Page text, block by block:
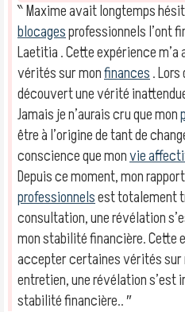
‶ Maxime avait longtemps
blocagesprofessionnels l’ont
Laetitia . Cette expérience
vérités sur monfinances.
découvert une vérité
Jamais je n’aurais cru que mon
être à l’origine de tant de
conscience que monvie
Depuis ce moment, mon
professionnelsest totalement
consultation, une révélation
mon stabilité financière. Cette
accepter certaines vérités sur
entretien, une révélation s’est
stabilité financière.. ″